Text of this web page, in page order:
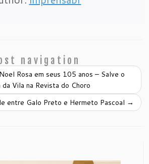
navigation
Rosa em seus 105 anos – Salve o
da Vila na Revista do Choro
entre Galo Preto e Hermeto Pascoal →